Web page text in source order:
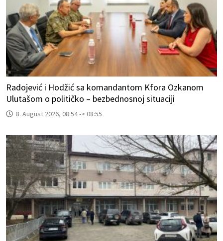
Radojević i Hodžić sa komandantom Kfora Ozkanom
Ulutašom o političko – bezbednosnoj situaciji
8. August 2026, 08:54 -> 08:55